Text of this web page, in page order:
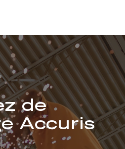
de
Accuris